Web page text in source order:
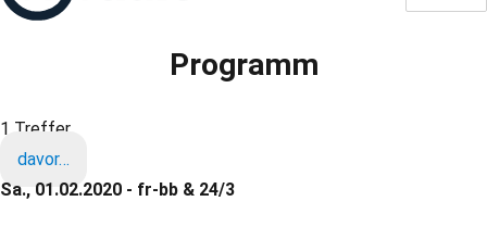
Programm
1 Treffer
davor…
Sa., 01.02.2020 - fr-bb & 24/3